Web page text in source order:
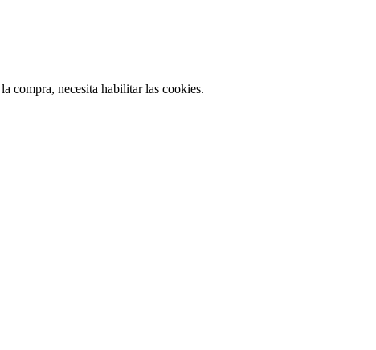
compra, necesita habilitar las cookies.